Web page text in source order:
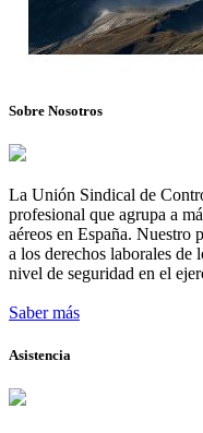
Sobre Nosotros
La Unión Sindical de
profesional que agrupa a
aéreos en España. Nuestro
a los derechos laborales de
nivel de seguridad en el
Saber más
Asistencia